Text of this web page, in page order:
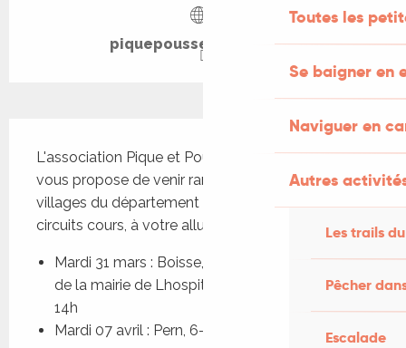
Toutes les
Se baigner en
Naviguer en
Autres
Les trails
Pêcher
Escalade
piquepousseenquercy.fr
L'association Pique et Pousse en Quercy Blanc
vous propose de venir randonner dans différents
villages du département les mardis sur des
circuits cours, à votre allure.
Mardi 31 mars : Boisse, 6-7 km / Départ 13h30
de la mairie de Lhospitalet – départ du site à
14h
Mardi 07 avril : Pern, 6-7 km /...